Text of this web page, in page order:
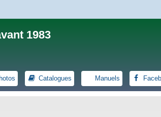
1983
Catalogues Manuels